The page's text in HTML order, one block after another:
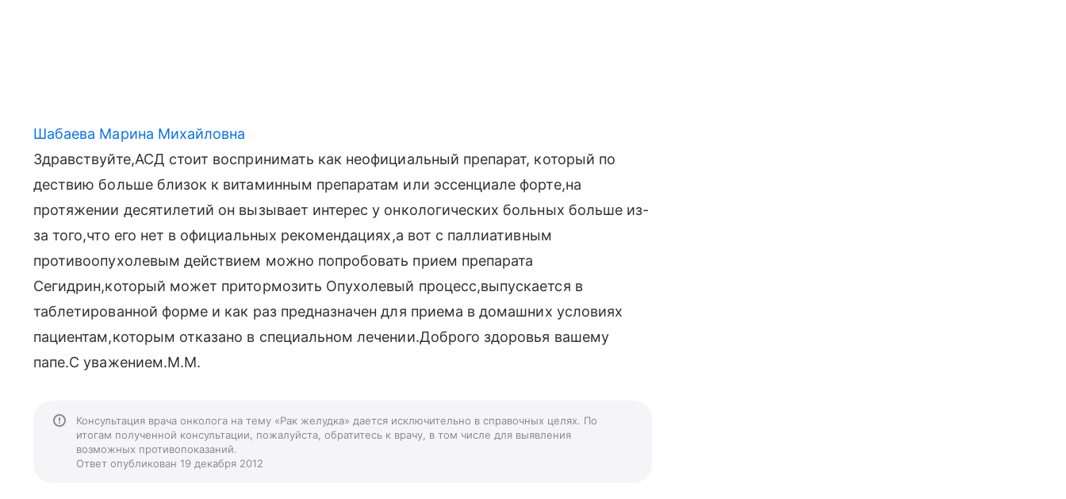
Шабаева Марина Михайловна
Здравствуйте,АСД стоит воспринимать как неофициальный препарат, который по
дествию больше близок к витаминным препаратам или эссенциале форте,на
протяжении десятилетий он вызывает интерес у онкологических больных больше из-
за того,что его нет в официальных рекомендациях,а вот с паллиативным
противоопухолевым действием можно попробовать прием препарата
Сегидрин,который может притормозить Опухолевый процесс,выпускается в
таблетированной форме и как раз предназначен для приема в домашних условиях
пациентам,которым отказано в специальном лечении.Доброго здоровья вашему
папе.С уважением.М.М.
Консультация врача онколога на тему «Рак желудка» дается исключительно в справочных целях. По
итогам полученной консультации, пожалуйста, обратитесь к врачу, в том числе для выявления
возможных противопоказаний.
Ответ опубликован 19 декабря 2012